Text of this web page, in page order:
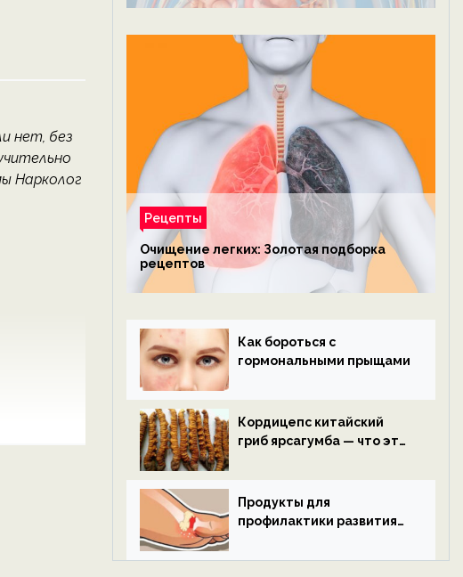
нет, без
Нарколог
Рецепты
Очищение легких: Золотая подборка
рецептов
Как бороться с
гормональными прыщами
Кордицепс китайский
гриб ярсагумба — что это
Продукты для
профилактики развития